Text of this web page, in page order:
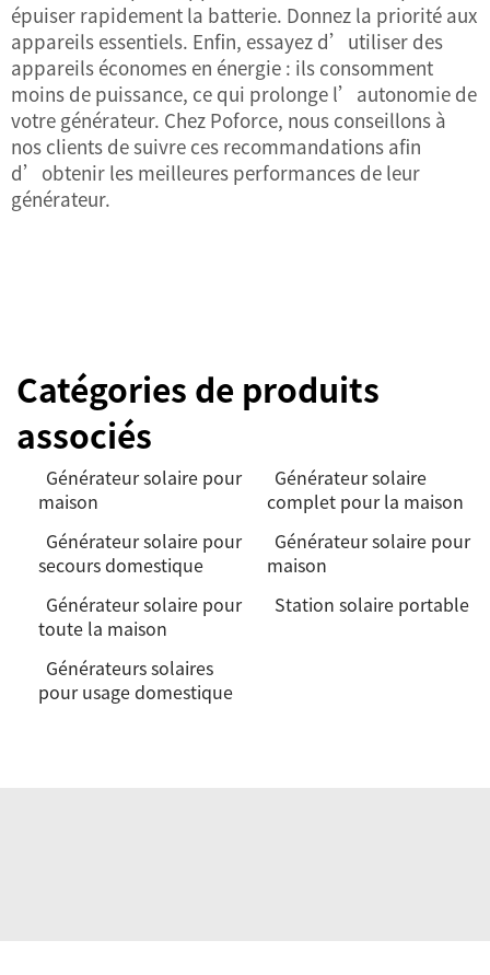
épuiser rapidement la batterie. Donnez la priorité aux
appareils essentiels. Enfin, essayez d’utiliser des
appareils économes en énergie : ils consomment
moins de puissance, ce qui prolonge l’autonomie de
votre générateur. Chez Poforce, nous conseillons à
nos clients de suivre ces recommandations afin
d’obtenir les meilleures performances de leur
générateur.
Catégories de produits
associés
Générateur solaire pour
maison
Générateur solaire
complet pour la maison
Générateur solaire pour
secours domestique
Générateur solaire pour
maison
Générateur solaire pour
toute la maison
Station solaire portable
Générateurs solaires
pour usage domestique